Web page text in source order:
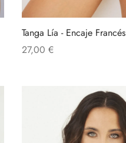
Tanga Lía - Encaje Francés
27,00 €